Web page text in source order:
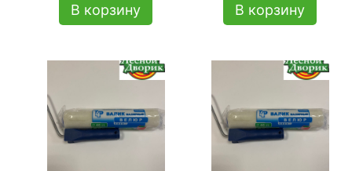
В корзину В корзину